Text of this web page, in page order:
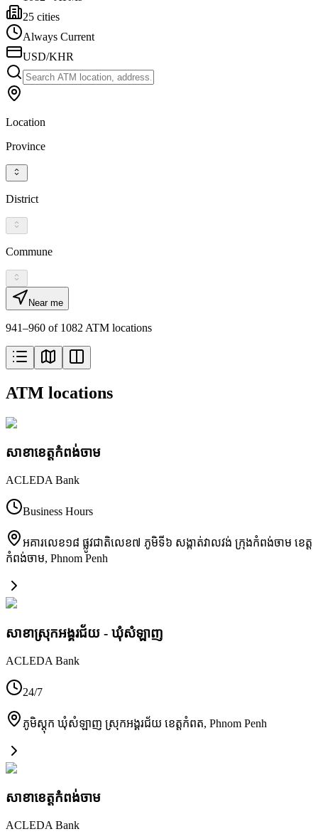
25 cities
Always Current
USD/KHR
Location
Province
District
Commune
Near me
941–960 of 1082 ATM locations
ATM locations
សាខា​ខេត្តកំពង់ចាម
ACLEDA Bank
Business Hours
អគារលេខ១៨ ផ្លូវជាតិលេខ៧ ភូមិទី៦ សង្កាត់វាលវង់ ក្រុងកំពង់ចាម ខេត្ត
កំពង់ចាម, Phnom Penh
សាខាស្រុកអង្គរជ័យ - ឃុំសំឡាញ
ACLEDA Bank
24/7
ភូមិស្តុក ឃុំសំឡាញ ស្រុកអង្គរជ័យ ខេត្តកំពត, Phnom Penh
សាខា​ខេត្តកំពង់ចាម
ACLEDA Bank